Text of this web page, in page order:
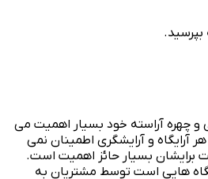
و چهره آراسته خود بسیار اهمیت می
آرایگاه و آرایشگری اطمینان نمی
برایشان بسیار حائز اهمیت است.
هایی است توسط مشتریان به